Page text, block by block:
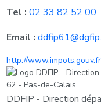
Tel : 02 33 82 52 00
Email :
http://www.impots.gouv.fr
DDFIP - Direction